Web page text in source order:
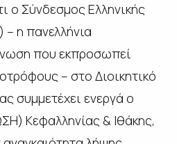
ο Σύνδεσμος Ελληνικής
η πανελλήνια
που εκπροσωπεί
– στο Διοικητικό
συμμετέχει ενεργά ο
Κεφαλληνίας & Ιθάκης,